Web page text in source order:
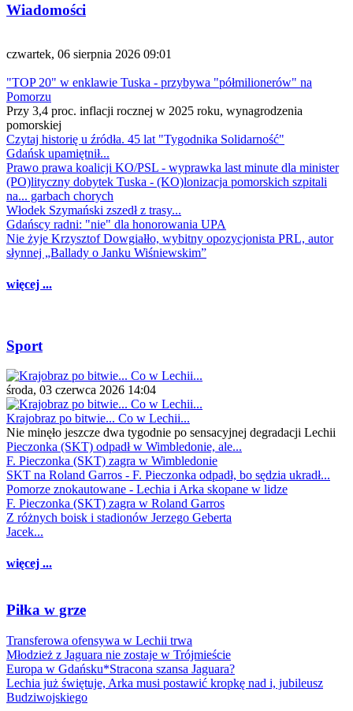
Wiadomości
czwartek, 06 sierpnia 2026 09:01
"TOP 20" w enklawie Tuska - przybywa "półmilionerów" na
Pomorzu
Przy 3,4 proc. inflacji rocznej w 2025 roku, wynagrodzenia
pomorskiej
Czytaj historię u źródła. 45 lat "Tygodnika Solidarność"
Gdańsk upamiętnił...
Prawo prawa koalicji KO/PSL - wyprawka last minute dla minister
(PO)lityczny dobytek Tuska - (KO)lonizacja pomorskich szpitali
na... garbach chorych
Włodek Szymański zszedł z trasy...
Gdańscy radni: "nie" dla honorowania UPA
Nie żyje Krzysztof Dowgiałło, wybitny opozycjonista PRL, autor
słynnej „Ballady o Janku Wiśniewskim”
więcej ...
Sport
środa, 03 czerwca 2026 14:04
Krajobraz po bitwie... Co w Lechii...
Nie minęło jeszcze dwa tygodnie po sensacyjnej degradacji Lechii
Pieczonka (SKT) odpadł w Wimbledonie, ale...
F. Pieczonka (SKT) zagra w Wimbledonie
SKT na Roland Garros - F. Pieczonka odpadł, bo sędzia ukradł...
Pomorze znokautowane - Lechia i Arka skopane w lidze
F. Pieczonka (SKT) zagra w Roland Garros
Z różnych boisk i stadionów Jerzego Geberta
Jacek...
więcej ...
Piłka w grze
Transferowa ofensywa w Lechii trwa
Młodzież z Jaguara nie zostaje w Trójmieście
Europa w Gdańsku*Stracona szansa Jaguara?
Lechia już świętuje, Arka musi postawić kropkę nad i, jubileusz
Budziwojskiego